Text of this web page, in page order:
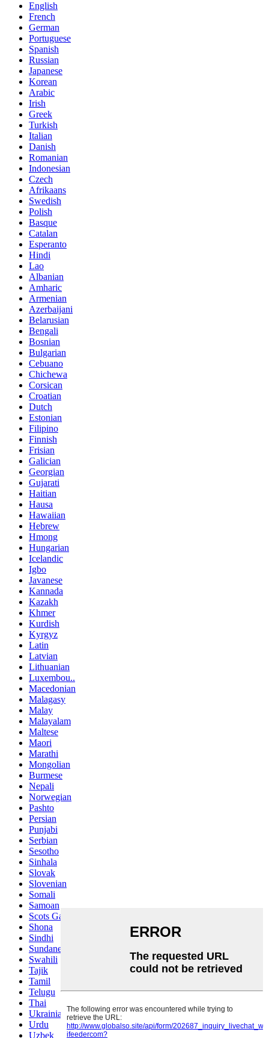
English
French
German
Portuguese
Spanish
Russian
Japanese
Korean
Arabic
Irish
Greek
Turkish
Italian
Danish
Romanian
Indonesian
Czech
Afrikaans
Swedish
Polish
Basque
Catalan
Esperanto
Hindi
Lao
Albanian
Amharic
Armenian
Azerbaijani
Belarusian
Bengali
Bosnian
Bulgarian
Cebuano
Chichewa
Corsican
Croatian
Dutch
Estonian
Filipino
Finnish
Frisian
Galician
Georgian
Gujarati
Haitian
Hausa
Hawaiian
Hebrew
Hmong
Hungarian
Icelandic
Igbo
Javanese
Kannada
Kazakh
Khmer
Kurdish
Kyrgyz
Latin
Latvian
Lithuanian
Luxembou..
Macedonian
Malagasy
Malay
Malayalam
Maltese
Maori
Marathi
Mongolian
Burmese
Nepali
Norwegian
Pashto
Persian
Punjabi
Serbian
Sesotho
Sinhala
Slovak
Slovenian
Somali
Samoan
Scots Gaelic
Shona
Sindhi
Sundanese
Swahili
Tajik
Tamil
Telugu
Thai
Ukrainian
Urdu
Uzbek